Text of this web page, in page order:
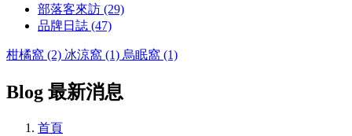
部落客來訪 (29)
品牌日誌 (47)
柑橘窩 (2) 冰涼窩 (1) 烏眠窩 (1)
Blog 最新消息
首頁